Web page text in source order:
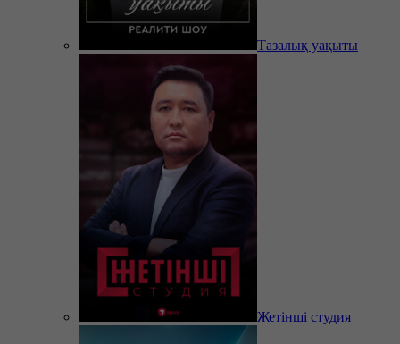
Тазалық уақыты
Жетінші студия